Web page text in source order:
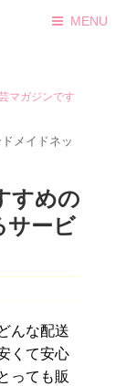
MENU
マガジンです
メイドネッ
すめの
サービ
んな配送
くて安心
っても販